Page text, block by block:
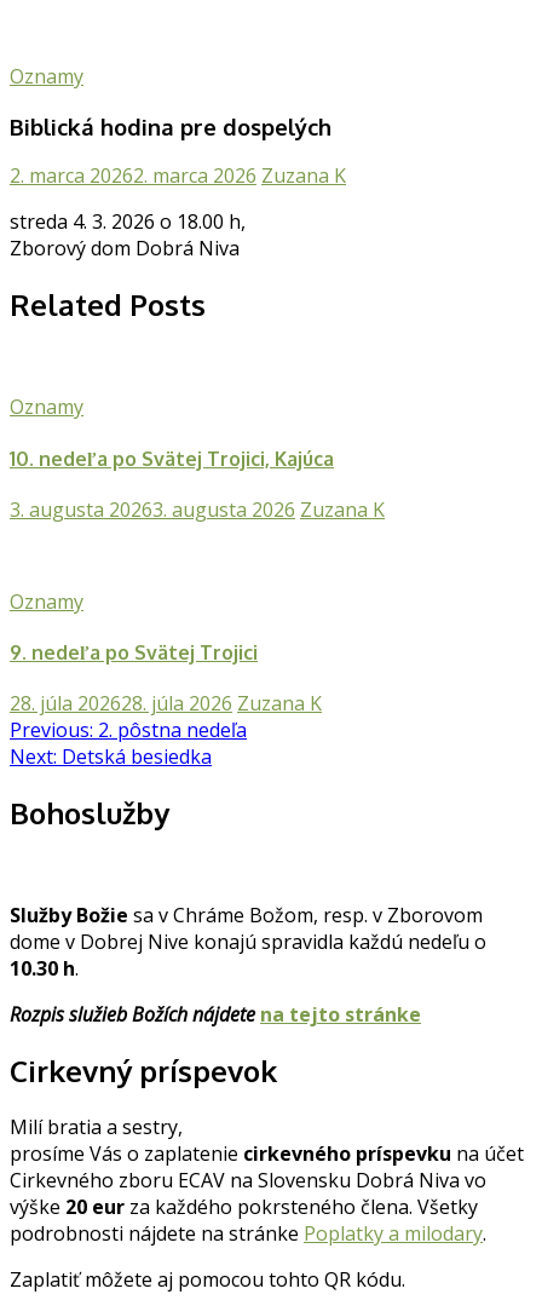
Oznamy
Biblická hodina pre dospelých
2. marca 20262. marca 2026 Zuzana K
streda 4. 3. 2026 o 18.00 h,
Zborový dom Dobrá Niva
Related Posts
Oznamy
10. nedeľa po Svätej Trojici, Kajúca
3. augusta 20263. augusta 2026 Zuzana K
Oznamy
9. nedeľa po Svätej Trojici
28. júla 202628. júla 2026 Zuzana K
Navigácia
v
článku
Previous: 2. pôstna nedeľa
Next: Detská besiedka
Bohoslužby
Služby Božie sa v Chráme Božom, resp. v Zborovom
dome v Dobrej Nive konajú spravidla každú nedeľu o
10.30 h.
Rozpis služieb Božích nájdete na tejto stránke
Cirkevný príspevok
Milí bratia a sestry,
prosíme Vás o zaplatenie cirkevného príspevku na účet
Cirkevného zboru ECAV na Slovensku Dobrá Niva vo
výške 20 eur za každého pokrsteného člena. Všetky
podrobnosti nájdete na stránke Poplatky a milodary.
Zaplatiť môžete aj pomocou tohto QR kódu.